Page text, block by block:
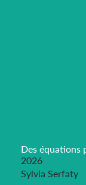
Des équations
2026
Sylvia Serfaty